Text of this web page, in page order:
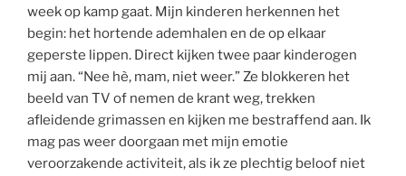
week op kamp gaat. Mijn kinderen herkennen het
begin: het hortende ademhalen en de op elkaar
geperste lippen. Direct kijken twee paar kinderogen
mij aan. “Nee hè, mam, niet weer.” Ze blokkeren het
beeld van TV of nemen de krant weg, trekken
afleidende grimassen en kijken me bestraffend aan. Ik
mag pas weer doorgaan met mijn emotie
veroorzakende activiteit, als ik ze plechtig beloof niet